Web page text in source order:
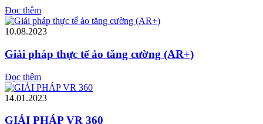
Đọc thêm
10.08.2023
Giải pháp thực tế ảo tăng cường (AR+)
Đọc thêm
14.01.2023
GIẢI PHÁP VR 360